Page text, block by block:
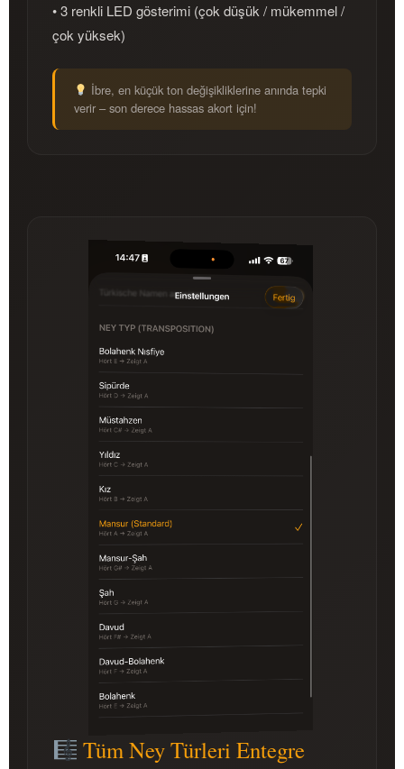
• 3 renkli LED gösterimi (çok düşük / mükemmel /
çok yüksek)
İbre, en küçük ton değişikliklerine anında tepki
verir – son derece hassas akort için!
Tüm Ney Türleri Entegre